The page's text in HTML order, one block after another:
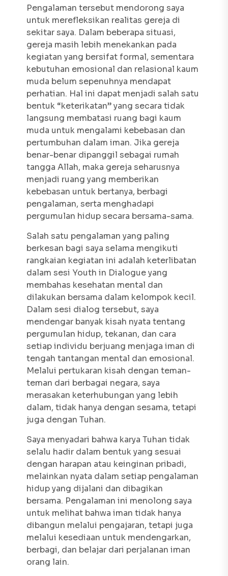
Pengalaman tersebut mendorong saya
untuk merefleksikan realitas gereja di
sekitar saya. Dalam beberapa situasi,
gereja masih lebih menekankan pada
kegiatan yang bersifat formal, sementara
kebutuhan emosional dan relasional kaum
muda belum sepenuhnya mendapat
perhatian. Hal ini dapat menjadi salah satu
bentuk “keterikatan” yang secara tidak
langsung membatasi ruang bagi kaum
muda untuk mengalami kebebasan dan
pertumbuhan dalam iman. Jika gereja
benar-benar dipanggil sebagai rumah
tangga Allah, maka gereja seharusnya
menjadi ruang yang memberikan
kebebasan untuk bertanya, berbagi
pengalaman, serta menghadapi
pergumulan hidup secara bersama-sama.
Salah satu pengalaman yang paling
berkesan bagi saya selama mengikuti
rangkaian kegiatan ini adalah keterlibatan
dalam sesi Youth in Dialogueyang
membahas kesehatan mental dan
dilakukan bersama dalam kelompok kecil.
Dalam sesi dialog tersebut, saya
mendengar banyak kisah nyata tentang
pergumulan hidup, tekanan, dan cara
setiap individu berjuang menjaga iman di
tengah tantangan mental dan emosional.
Melalui pertukaran kisah dengan teman-
teman dari berbagai negara, saya
merasakan keterhubungan yang lebih
dalam, tidak hanya dengan sesama, tetapi
juga dengan Tuhan.
Saya menyadari bahwa karya Tuhan tidak
selalu hadir dalam bentuk yang sesuai
dengan harapan atau keinginan pribadi,
melainkan nyata dalam setiap pengalaman
hidup yang dijalani dan dibagikan
bersama. Pengalaman ini menolong saya
untuk melihat bahwa iman tidak hanya
dibangun melalui pengajaran, tetapi juga
melalui kesediaan untuk mendengarkan,
berbagi, dan belajar dari perjalanan iman
orang lain.